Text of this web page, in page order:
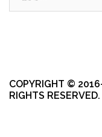
COPYRIGHT ©
RIGHTS RESERVED.